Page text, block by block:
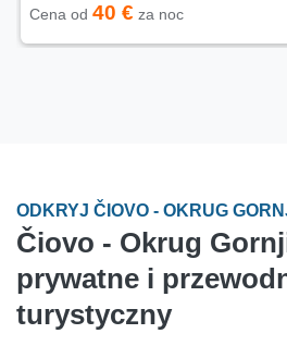
Cena od 40 € za noc
ODKRYJ ČIOVO - OKRUG
Čiovo - Okrug
prywatne i
turystyczny